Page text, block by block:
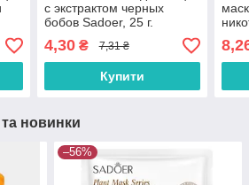
с экстрактом черных
бобов Sadoer, 25 г.
4,30₴ 7,31 ₴
Купити
та новинки
–56%